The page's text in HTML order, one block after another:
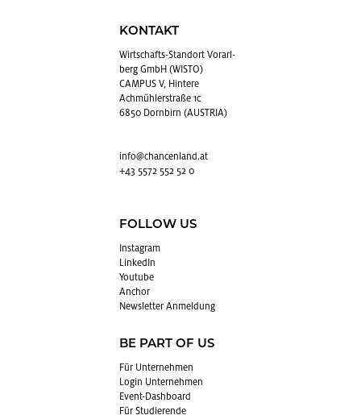
KONTAKT
Wirt­schafts-Stand­ort Vor­arl­
berg GmbH (WISTO)
CAMPUS V, Hintere
Achmühlerstraße 1c
6850 Dornbirn (AUSTRIA)
info@​chancenland.​at
+43 5572 552 52 0
FOLLOW US
In­sta­gram
Lin­kedIn
You­tube
An­chor
News­let­ter An­mel­dung
BE PART OF US
Für Un­ter­neh­men
Login Un­ter­neh­men
Event-Da­sh­board
Für Stu­die­ren­de